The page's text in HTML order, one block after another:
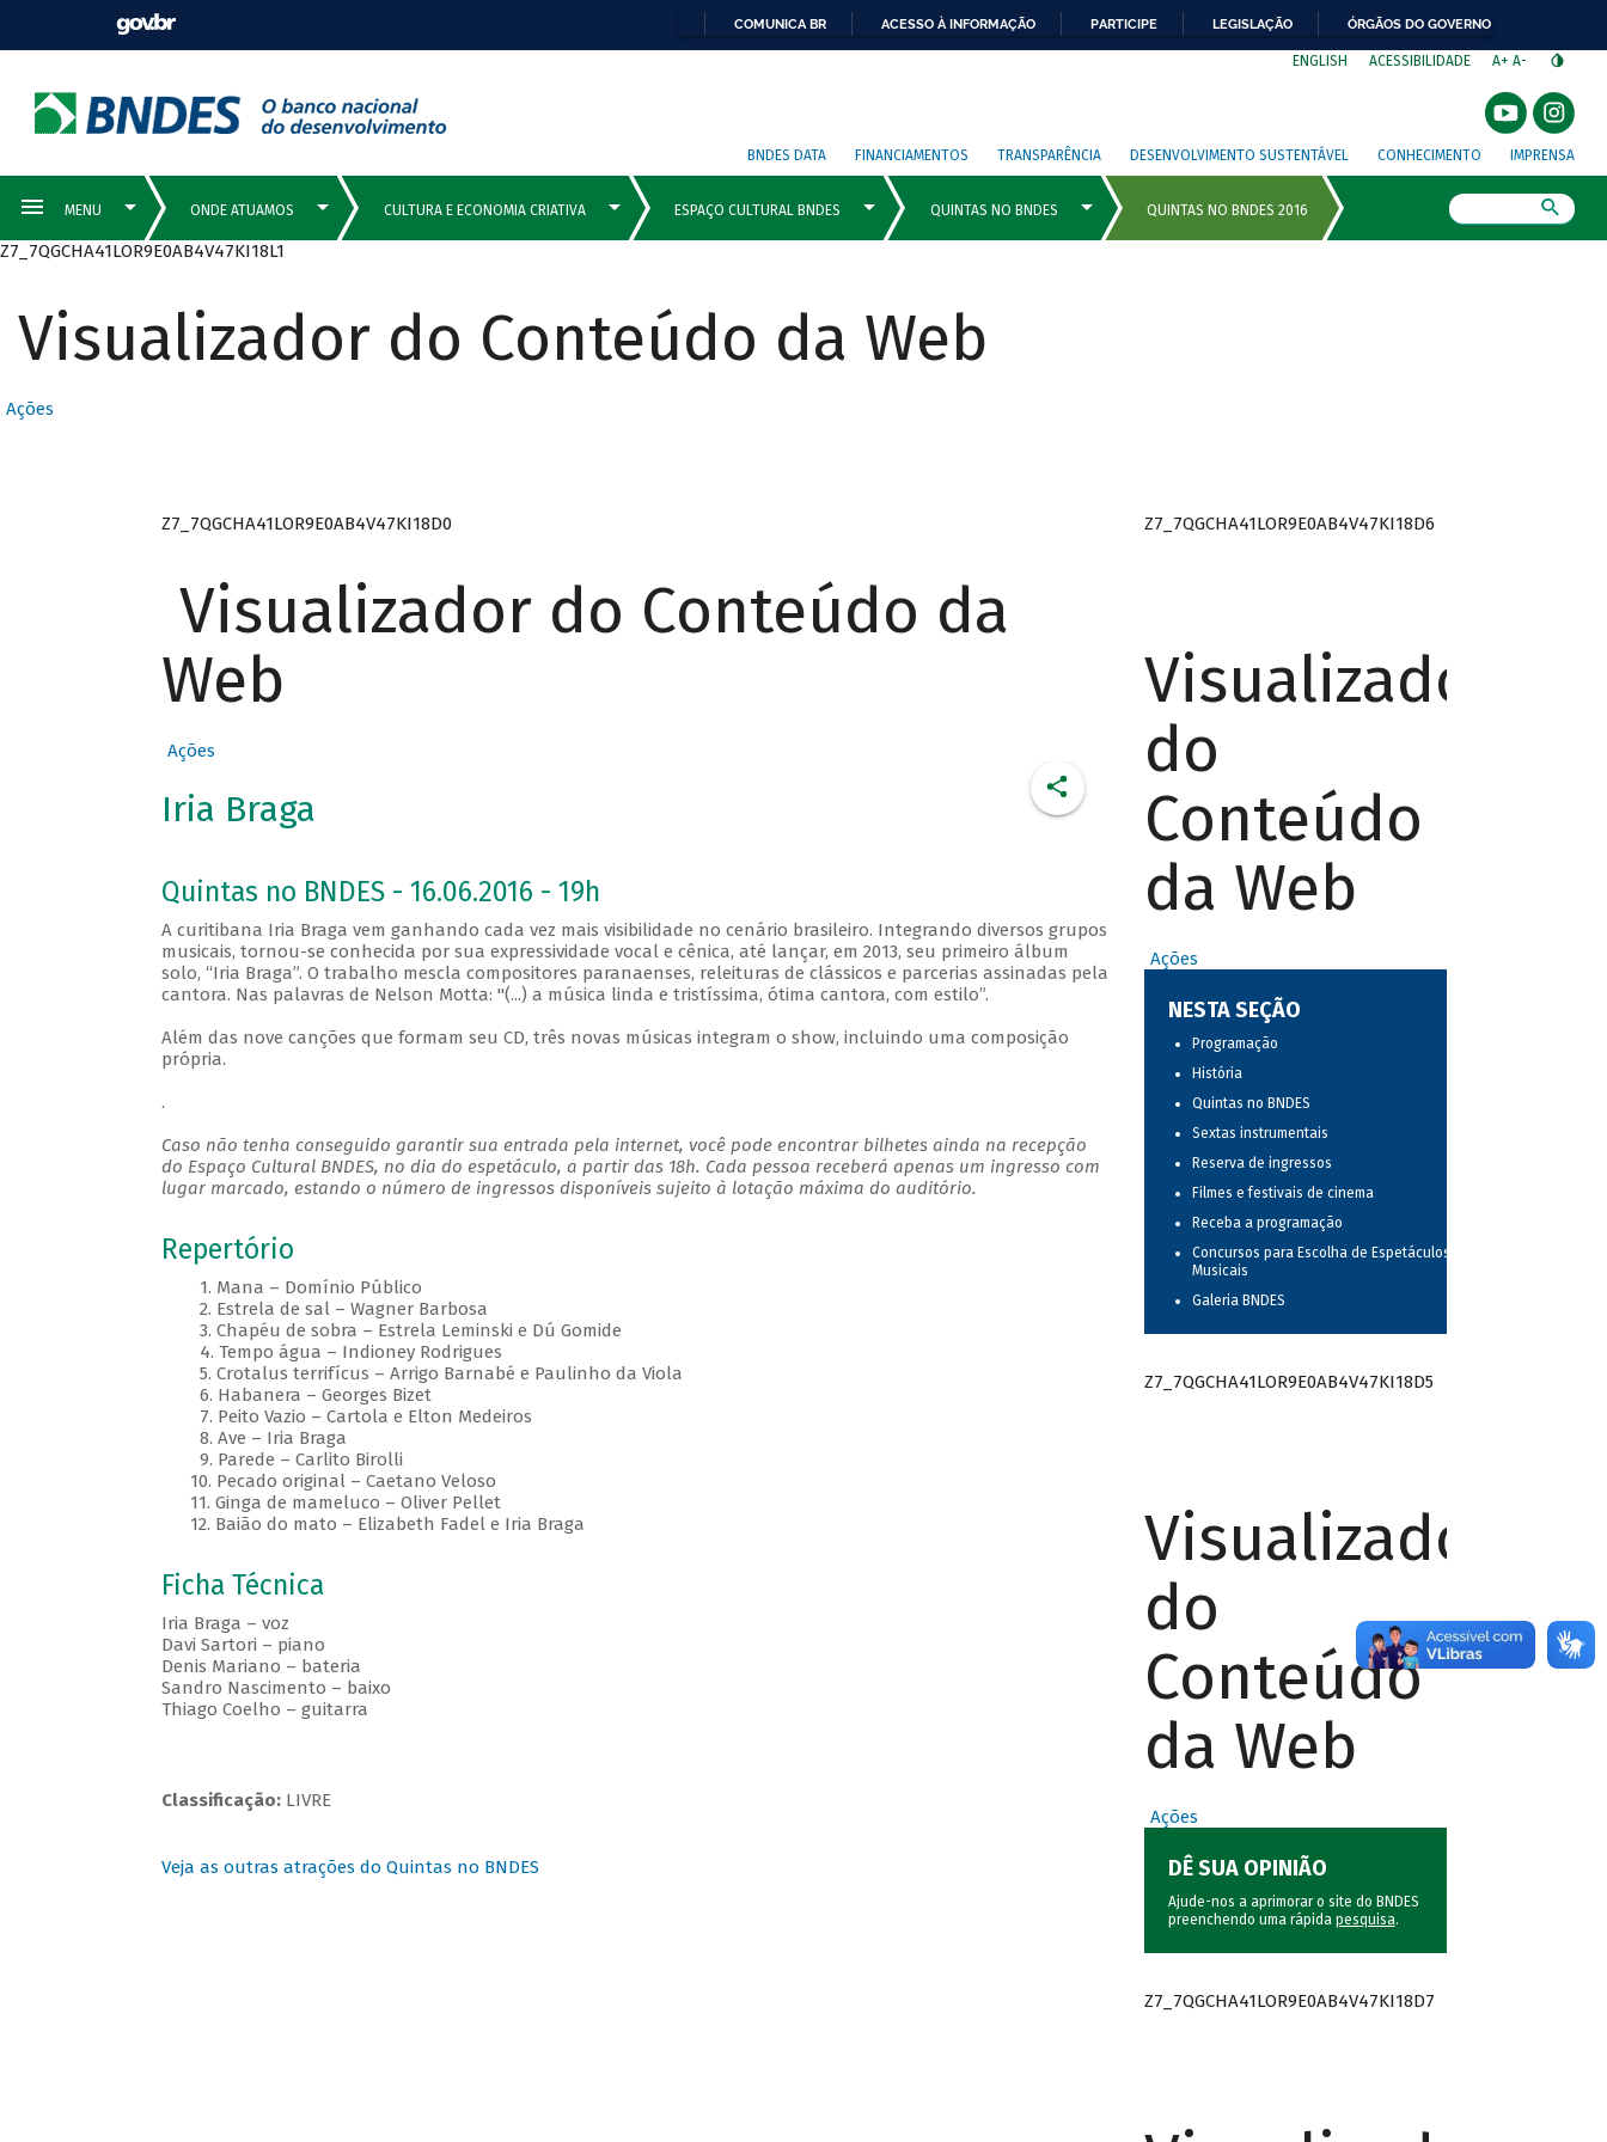
COMUNICA BR ACESSO À INFORMAÇÃO PARTICIPE LEGISLAÇÃO ÓRGÃOS DO GOVERNO
ENGLISH ACESSIBILIDADE A+ A-
BNDES DATA FINANCIAMENTOS TRANSPARÊNCIA DESENVOLVIMENTO SUSTENTÁVEL CONHECIMENTO IMPRENSA
Z7_7QGCHA41LOR9E0AB4V47KI18L1
Visualizador do Conteúdo da Web
Ações
Z7_7QGCHA41LOR9E0AB4V47KI18D0
Visualizador do Conteúdo da
Web
Ações
Iria Braga
Quintas no BNDES - 16.06.2016 - 19h
A curitibana Iria Braga vem ganhando cada vez mais visibilidade no cenário brasileiro. Integrando diversos grupos
musicais, tornou-se conhecida por sua expressividade vocal e cênica, até lançar, em 2013, seu primeiro álbum
solo, “Iria Braga”. O trabalho mescla compositores paranaenses, releituras de clássicos e parcerias assinadas pela
cantora. Nas palavras de Nelson Motta: "(...) a música linda e tristíssima, ótima cantora, com estilo”.
Além das nove canções que formam seu CD, três novas músicas integram o show, incluindo uma composição
própria.
.
Caso não tenha conseguido garantir sua entrada pela internet, você pode encontrar bilhetes ainda na recepção
do Espaço Cultural BNDES, no dia do espetáculo, a partir das 18h. Cada pessoa receberá apenas um ingresso com
lugar marcado, estando o número de ingressos disponíveis sujeito à lotação máxima do auditório.
Repertório
1. Mana – Domínio Público
2. Estrela de sal – Wagner Barbosa
3. Chapéu de sobra – Estrela Leminski e Dú Gomide
4. Tempo água – Indioney Rodrigues
5. Crotalus terrifícus – Arrigo Barnabé e Paulinho da Viola
6. Habanera – Georges Bizet
7. Peito Vazio – Cartola e Elton Medeiros
8. Ave – Iria Braga
9. Parede – Carlito Birolli
10. Pecado original – Caetano Veloso
11. Ginga de mameluco – Oliver Pellet
12. Baião do mato – Elizabeth Fadel e Iria Braga
Ficha Técnica
Iria Braga – voz
Davi Sartori – piano
Denis Mariano – bateria
Sandro Nascimento – baixo
Thiago Coelho – guitarra
Classificação: LIVRE
Veja as outras atrações do Quintas no BNDES
Z7_7QGCHA41LOR9E0AB4V47KI18D6
Visualizador
do
Conteúdo
da Web
Ações
NESTA SEÇÃO
Programação
História
Quintas no BNDES
Sextas instrumentais
Reserva de ingressos
Filmes e festivais de cinema
Receba a programação
Concursos para Escolha de Espetáculos
Musicais
Galeria BNDES
Z7_7QGCHA41LOR9E0AB4V47KI18D5
Visualizador
do
Conteúdo
da Web
Ações
DÊ SUA OPINIÃO
Ajude-nos a aprimorar o site do BNDES
preenchendo uma rápida pesquisa.
Z7_7QGCHA41LOR9E0AB4V47KI18D7